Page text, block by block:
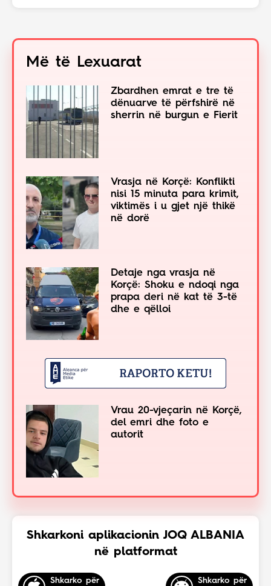
Më të Lexuarat
Zbardhen emrat e tre të
dënuarve të përfshirë në
sherrin në burgun e Fierit
Vrasja në Korçë: Konflikti
nisi 15 minuta para krimit,
viktimës i u gjet një thikë
në dorë
Detaje nga vrasja në
Korçë: Shoku e ndoqi nga
prapa deri në kat të 3-të
dhe e qëlloi
Vrau 20-vjeçarin në Korçë,
del emri dhe foto e
autorit
Shkarkoni aplikacionin JOQ ALBANIA
në platformat
Shkarko për Shkarko për